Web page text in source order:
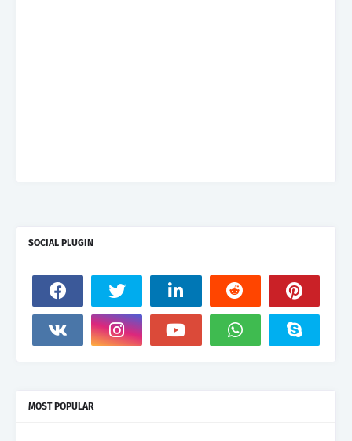
SOCIAL PLUGIN
MOST POPULAR